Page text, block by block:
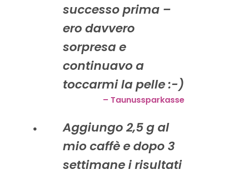
successo prima –
ero davvero
sorpresa e
continuavo a
toccarmi la pelle :-)
– Taunussparkasse
Aggiungo 2,5 g al
mio caffè e dopo 3
settimane i risultati